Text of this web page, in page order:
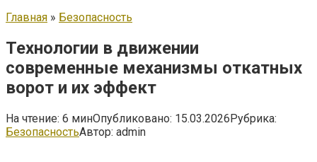
Главная » Безопасность
Технологии в движении
современные механизмы откатных
ворот и их эффект
На чтение: 6 минОпубликовано: 15.03.2026Рубрика:
БезопасностьАвтор: admin